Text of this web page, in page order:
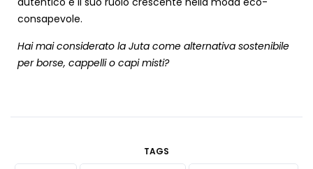
consapevole.
Hai mai considerato la Juta come alternativa sostenibile
per borse, cappelli o capi misti?
TAGS